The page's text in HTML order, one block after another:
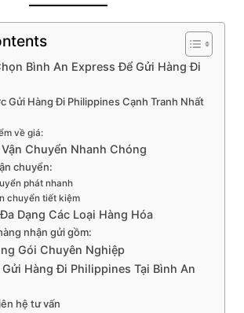
Bình An Express Để Gửi Hàng Đi
Gửi Hàng Đi Philippines Cạnh Tranh Nhất
về giá:
Chuyển Nhanh Chóng
chuyển:
phát nhanh
chuyển tiết kiệm
Dạng Các Loại Hàng Hóa
nhận gửi gồm:
Gói Chuyên Nghiệp
Hàng Đi Philippines Tại Bình An
hệ tư vấn